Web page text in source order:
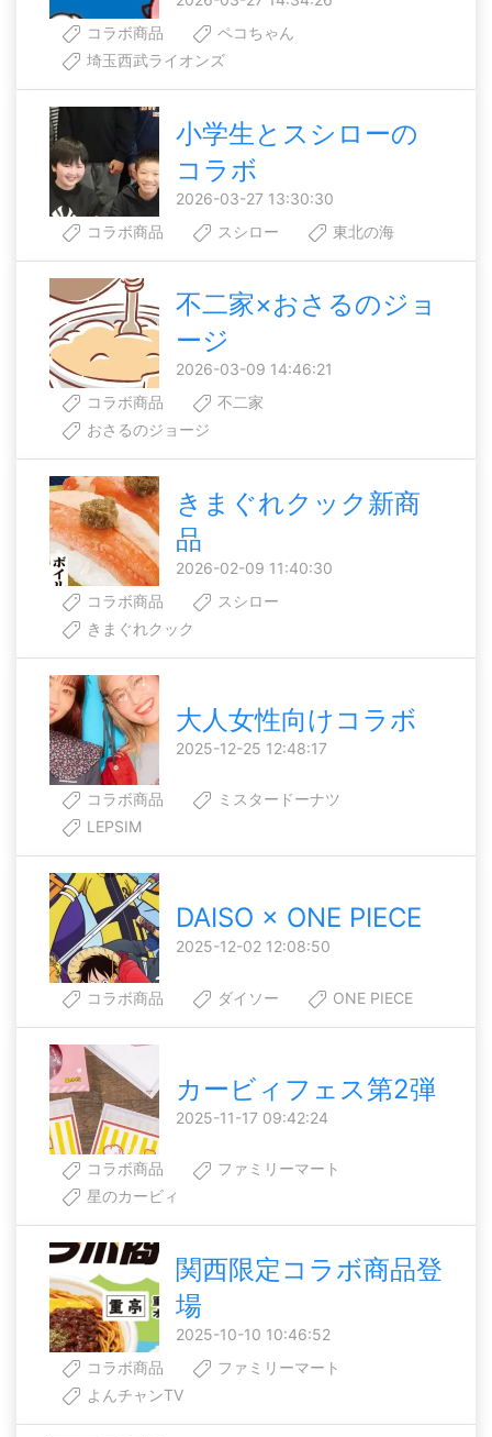
コラボ商品
ペコちゃん
埼玉西武ライオンズ
小学生とスシローの
コラボ
2026-03-27 13:30:30
コラボ商品
スシロー 東北の海
不二家×おさるのジョ
ージ
2026-03-09 14:46:21
コラボ商品
不二家
おさるのジョージ
きまぐれクック新商
品
2026-02-09 11:40:30
コラボ商品
スシロー
きまぐれクック
大人女性向けコラボ
2025-12-25 12:48:17
コラボ商品
ミスタードーナツ
LEPSIM
DAISO × ONE PIECE
2025-12-02 12:08:50
コラボ商品 ダイソー ONE PIECE
カービィフェス第2弾
2025-11-17 09:42:24
コラボ商品
ファミリーマート
星のカービィ
関西限定コラボ商品登
場
2025-10-10 10:46:52
コラボ商品
ファミリーマート
よんチャンTV